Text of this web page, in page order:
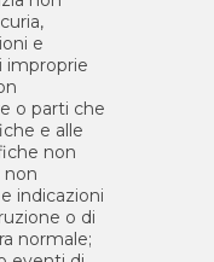
e
improprie
o parti che
e alle
non
non
indicazioni
o di
normale;